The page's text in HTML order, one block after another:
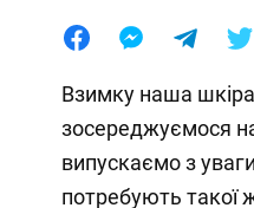
Взимку наша
зосереджуємося
випускаємо з
потребують такої